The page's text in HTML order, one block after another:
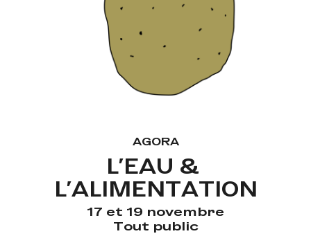
AGORA
L'EAU &
L'ALIMENTATION
17 et 19 novembre
Tout public